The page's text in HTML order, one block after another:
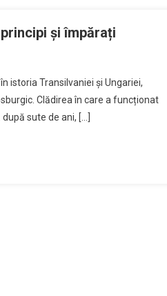
și împărați
istoria Transilvaniei și Ungariei,
Clădirea în care a funcționat
sute de ani, […]